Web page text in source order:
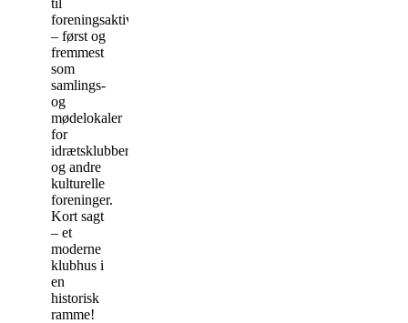
foreningsaktiviteter
– først og
fremmest
som
samlings-
og
mødelokaler
for
idrætsklubber
og andre
kulturelle
foreninger.
Kort sagt
– et
moderne
klubhus i
en
historisk
ramme!